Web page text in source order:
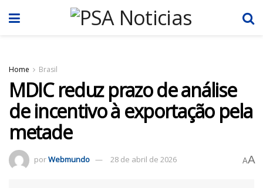
Home Brasil
MDIC reduz prazo de análise
de incentivo à exportação pela
metade
porWebmundo 28 de abril de 2026 AA